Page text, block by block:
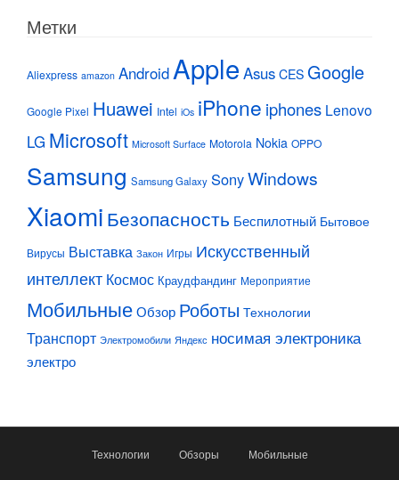
Метки
Aliexpress amazon Android Apple Asus CES Google
Google Pixel Huawei Intel iOs iPhone iphones Lenovo
LG Microsoft Microsoft Surface Motorola Nokia OPPO
Samsung Samsung Galaxy SonyWindows
Xiaomi Безопасность Беспилотный Бытовое
Вирусы Выставка Закон Игры Искусственный
интеллект Космос Краудфандинг Мероприятие
МобильныеОбзор Роботы Технологии
Транспорт Электромобили Яндекс носимая электроника
электро
Технологии Обзоры Мобильные